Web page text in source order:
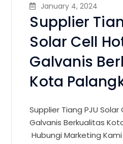
January 4, 2024
Supplier
Solar Cell
Galvanis
Kota
Supplier Tiang PJU Solar
Galvanis Berkualitas
Hubungi Marketing